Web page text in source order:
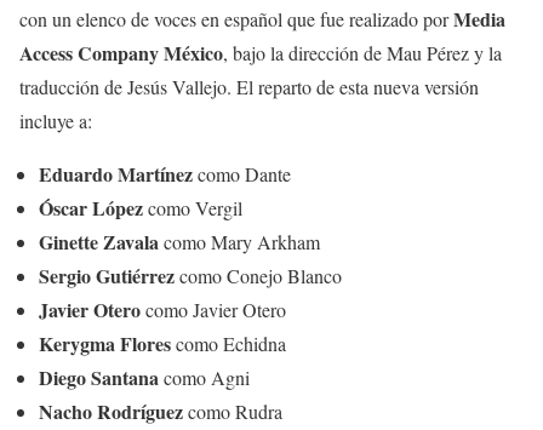
con un elenco de voces en español que fue realizado porMedia
Access Company México, bajo la dirección de Mau Pérez y la
traducción de Jesús Vallejo. El reparto de esta nueva versión
incluye a:
Eduardo Martínezcomo Dante
Óscar Lópezcomo Vergil
Ginette Zavalacomo Mary Arkham
Sergio Gutiérrezcomo Conejo Blanco
Javier Oterocomo Javier Otero
Kerygma Florescomo Echidna
Diego Santanacomo Agni
Nacho Rodríguezcomo Rudra